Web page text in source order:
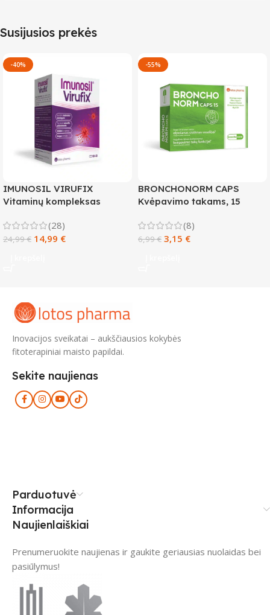
Susijusios prekės
-40%
IMUNOSIL VIRUFIX
Vitaminų kompleksas
(28)
24,99€ 14,99 €
-55%
BRONCHONORM CAPS
Kvėpavimo takams, 15
(8)
6,99€ 3,15 €
Inovacijos sveikatai – aukščiausios kokybės
fitoterapiniai maisto papildai.
Sekite naujienas
Parduotuvė
Informacija
Naujienlaiškiai
Prenumeruokite naujienas ir gaukite geriausias nuolaidas bei
pasiūlymus!